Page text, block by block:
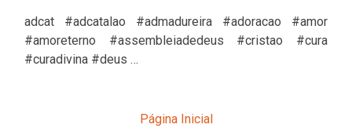
adcat #adcatalao #admadureira #adoracao #amor
#amoreterno #assembleiadedeus #cristao #cura
#curadivina #deus …
Página Inicial